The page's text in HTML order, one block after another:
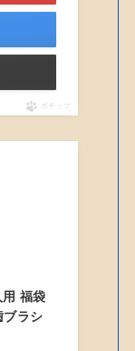
ポチップ
福袋
ブラシ